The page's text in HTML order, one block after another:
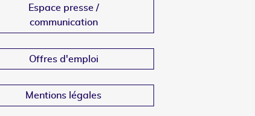
Espace presse /
communication
Offres d'emploi
Mentions légales